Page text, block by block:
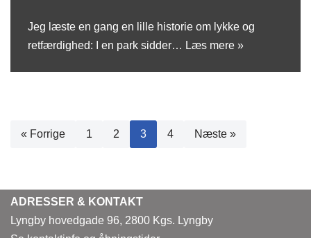
Jeg læste en gang en lille historie om lykke og
retfærdighed: I en park sidder… Læs mere »
« Forrige 1 2 3 4 Næste »
ADRESSER & KONTAKT
Lyngby hovedgade 96, 2800 Kgs. Lyngby